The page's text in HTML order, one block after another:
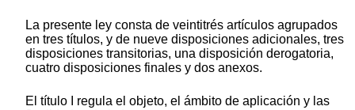
La presente ley consta de veintitrés artículos agrupados
en tres títulos, y de nueve disposiciones adicionales, tres
disposiciones transitorias, una disposición derogatoria,
cuatro disposiciones finales y dos anexos.
El título I regula el objeto, el ámbito de aplicación y las